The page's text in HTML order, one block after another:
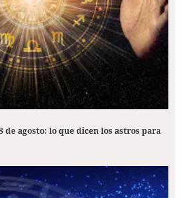
de agosto: lo que dicen los astros para